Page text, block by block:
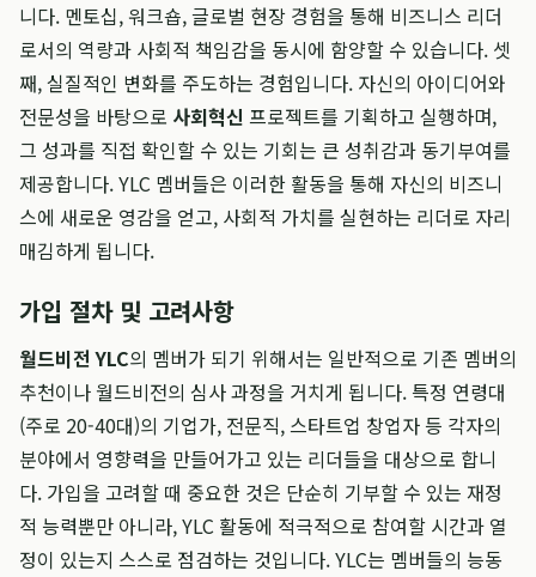
니다. 멘토십, 워크숍, 글로벌 현장 경험을 통해 비즈니스 리더
로서의 역량과 사회적 책임감을 동시에 함양할 수 있습니다. 셋
째, 실질적인 변화를 주도하는 경험입니다. 자신의 아이디어와
전문성을 바탕으로 사회혁신 프로젝트를 기획하고 실행하며,
그 성과를 직접 확인할 수 있는 기회는 큰 성취감과 동기부여를
제공합니다. YLC 멤버들은 이러한 활동을 통해 자신의 비즈니
스에 새로운 영감을 얻고, 사회적 가치를 실현하는 리더로 자리
매김하게 됩니다.
가입 절차 및 고려사항
월드비전 YLC의 멤버가 되기 위해서는 일반적으로 기존 멤버의
추천이나 월드비전의 심사 과정을 거치게 됩니다. 특정 연령대
(주로 20-40대)의 기업가, 전문직, 스타트업 창업자 등 각자의
분야에서 영향력을 만들어가고 있는 리더들을 대상으로 합니
다. 가입을 고려할 때 중요한 것은 단순히 기부할 수 있는 재정
적 능력뿐만 아니라, YLC 활동에 적극적으로 참여할 시간과 열
정이 있는지 스스로 점검하는 것입니다. YLC는 멤버들의 능동